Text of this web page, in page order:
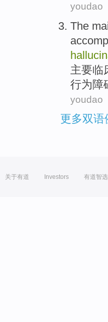
youdao
The
主要临
行为障
youdao
更多双语
关于有道 Investors 有道智选